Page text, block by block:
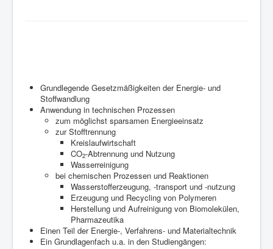
Kontakt
Grundlegende Gesetzmäßigkeiten der Energie- und
Stoffwandlung
Anwendung in technischen Prozessen
zum möglichst sparsamen Energieeinsatz
zur Stofftrennung
Kreislaufwirtschaft
CO2-Abtrennung und Nutzung
Wasserreinigung
bei chemischen Prozessen und Reaktionen
Wasserstofferzeugung, -transport und -nutzung
Erzeugung und Recycling von Polymeren
Herstellung und Aufreinigung von Biomolekülen,
Pharmazeutika
Einen Teil der Energie-, Verfahrens- und Materialtechnik
Ein Grundlagenfach u.a. in den Studiengängen: